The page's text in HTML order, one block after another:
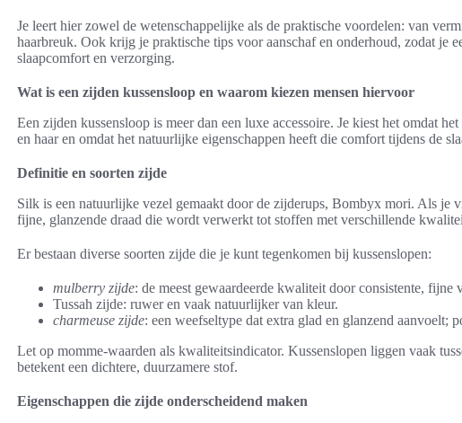
Je leert hier zowel de wetenschappelijke als de praktische voordelen: van
haarbreuk. Ook krijg je praktische tips voor aanschaf en onderhoud, zodat je
slaapcomfort en verzorging.
Wat is een zijden kussensloop en waarom kiezen mensen hiervoor
Een zijden kussensloop is meer dan een luxe accessoire. Je kiest het omdat
en haar en omdat het natuurlijke eigenschappen heeft die comfort tijdens de
Definitie en soorten zijde
Silk is een natuurlijke vezel gemaakt door de zijderups, Bombyx mori. Als je
fijne, glanzende draad die wordt verwerkt tot stoffen met verschillende
Er bestaan diverse soorten zijde die je kunt tegenkomen bij kussenslopen:
mulberry zijde: de meest gewaardeerde kwaliteit door consistente, fijne
Tussah zijde: ruwer en vaak natuurlijker van kleur.
charmeuse zijde: een weefseltype dat extra glad en glanzend aanvoelt;
Let op momme-waarden als kwaliteitsindicator. Kussenslopen liggen vaak
betekent een dichtere, duurzamere stof.
Eigenschappen die zijde onderscheidend maken